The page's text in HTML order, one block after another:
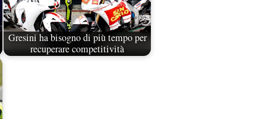
Gresini ha bisogno di più tempo per
recuperare competitività